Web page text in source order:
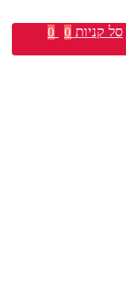
סל קניות 0
0